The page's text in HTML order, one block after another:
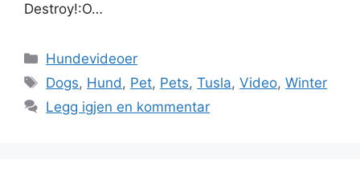
Destroy!:O…
Kategorier
Hundevideoer
Stikkord
Dogs, Hund, Pet, Pets,Tusla,Video,Winter
Legg igjen en kommentar